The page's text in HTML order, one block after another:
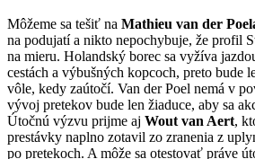
Môžeme sa tešiť na Mathieu van der
na podujatí a nikto nepochybuje, že profil
na mieru. Holandský borec sa vyžíva
cestách a výbušných kopcoch, preto bude
vôle, kedy zaútočí. Van der Poel nemá v
vývoj pretekov bude len žiaduce, aby sa
Útočnú výzvu prijme aj Wout van Aert,
prestávky naplno zotavil zo zranenia z
po pretekoch. A môže sa otestovať práve